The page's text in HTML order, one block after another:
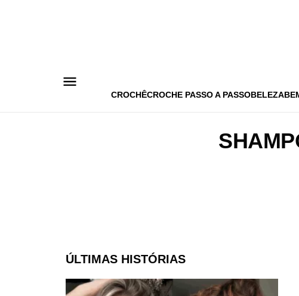
CROCHÊCROCHE PASSO A PASSOBELEZA
ÚLTIMAS HISTÓRIAS